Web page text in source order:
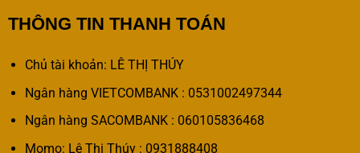
THÔNG TIN THANH TOÁN
Chủ tài khoản: LÊ THỊ THÚY
Ngân hàng VIETCOMBANK : 0531002497344
Ngân hàng SACOMBANK : 060105836468
Momo: Lê Thị Thúy : 0931888408